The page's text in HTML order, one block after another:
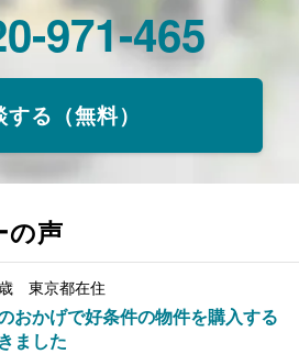
971-465
る（無料）
の声
東京都在住
おかげで好条件の物件を購入する
ました